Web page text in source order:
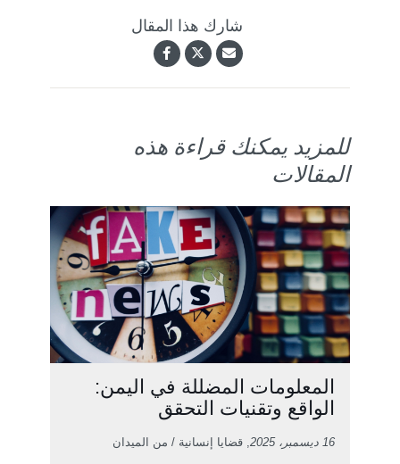
شارك هذا المقال
للمزيد يمكنك قراءة هذه
المقالات
المعلومات المضللة في اليمن:
الواقع وتقنيات التحقق
16 ديسمبر، 2025 , قضايا إنسانية / من الميدان